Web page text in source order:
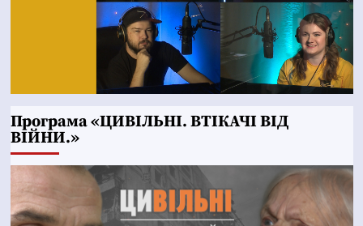
Програма «ЦИВІЛЬНІ. ВТІКАЧІ ВІД
ВІЙНИ.»